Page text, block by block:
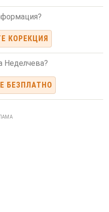
КОРЕКЦИЯ
Неделчева?
БЕЗПЛАТНО